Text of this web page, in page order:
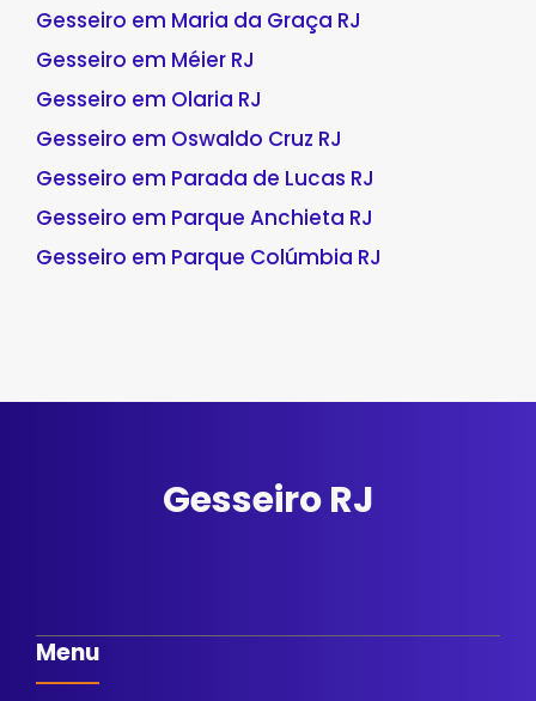
Gesseiro em Maria da Graça RJ
Gesseiro em Méier RJ
Gesseiro em Olaria RJ
Gesseiro em Oswaldo Cruz RJ
Gesseiro em Parada de Lucas RJ
Gesseiro em Parque Anchieta RJ
Gesseiro em Parque Colúmbia RJ
Gesseiro RJ
Menu